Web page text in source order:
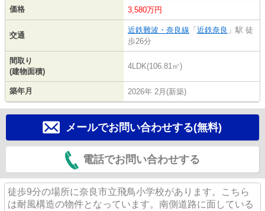
価格 3,580万円
交通
近鉄難波・奈良線 「 近鉄奈良 」駅 徒
歩26分
間取り
(建物面積)
4LDK(106.81㎡)
築年月 2026年 2月(新築)
メールでお問い合わせする(無料)
電話でお問い合わせする
徒歩9分の場所に奈良市立飛鳥小学校があります。こちら
は耐風構造の物件となっています。南側道路に面している